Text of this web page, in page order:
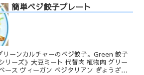
簡単ベジ餃子プレート
リーンカルチャーのベジ餃子。Green 餃子
リーズ》大豆ミート 代替肉 植物肉 グリー
ース ヴィーガン ベジタリアン ぎょうざ焼